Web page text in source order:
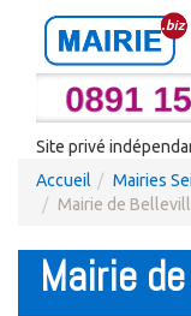
Site privé
Accueil
Mairies
Mairie de
Mairie